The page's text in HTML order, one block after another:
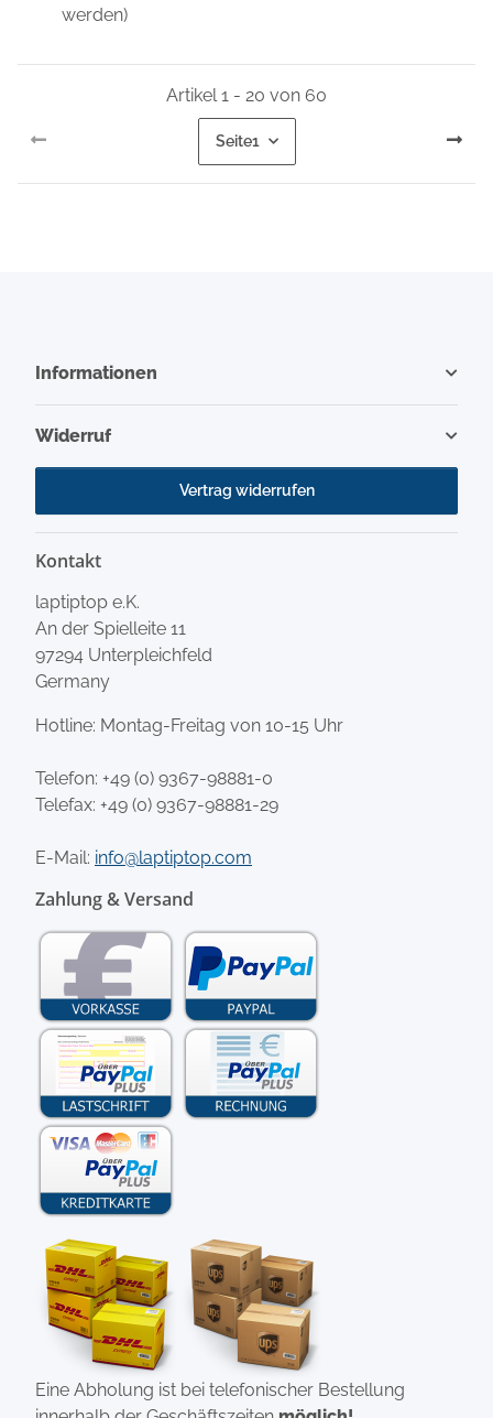
werden)
Artikel 1 - 20 von 60
Seite1
Informationen
Widerruf
Vertrag widerrufen
Kontakt
laptiptop e.K.
An der Spielleite 11
97294 Unterpleichfeld
Germany
Hotline: Montag-Freitag von 10-15 Uhr
Telefon: +49 (0) 9367-98881-0
Telefax: +49 (0) 9367-98881-29
E-Mail: info@laptiptop.com
Zahlung & Versand
Eine Abholung ist bei telefonischer Bestellung